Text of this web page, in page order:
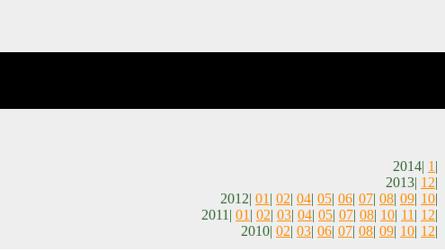
2014| 1 |
2013| 12|
2012| 01 | 02| 04| 05| 06| 07| 08| 09| 10|
2011| 01 | 02| 03| 04| 05| 07| 08| 10| 11 | 12|
2010| 02| 03| 06| 07| 08| 09| 10| 12|